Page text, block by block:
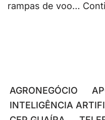
rampas de voo…
AGRONEGÓCIO
INTELIGÊNCIA